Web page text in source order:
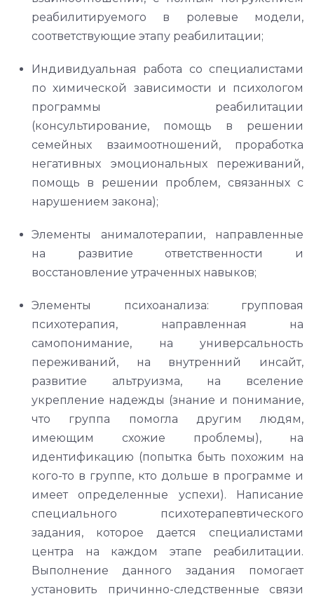
реабилитируемого в ролевые модели,
соответствующие этапу реабилитации;
Индивидуальная работа со специалистами
по химической зависимости и психологом
программы реабилитации
(консультирование, помощь в решении
семейных взаимоотношений, проработка
негативных эмоциональных переживаний,
помощь в решении проблем, связанных с
нарушением закона);
Элементы анималотерапии, направленные
на развитие ответственности и
восстановление утраченных навыков;
Элементы психоанализа: групповая
психотерапия, направленная на
самопонимание, на универсальность
переживаний, на внутренний инсайт,
развитие альтруизма, на вселение
укрепление надежды (знание и понимание,
что группа помогла другим людям,
имеющим схожие проблемы), на
идентификацию (попытка быть похожим на
кого-то в группе, кто дольше в программе и
имеет определенные успехи). Написание
специального психотерапевтического
задания, которое дается специалистами
центра на каждом этапе реабилитации.
Выполнение данного задания помогает
установить причинно-следственные связи